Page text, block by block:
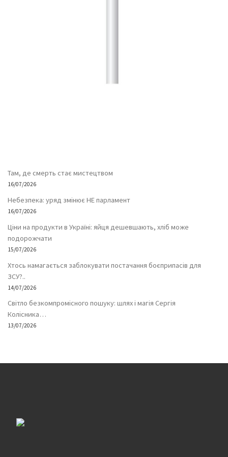
Там, де смерть стає мистецтвом
16/07/2026
Небезпека: уряд змінює НЕ парламент
16/07/2026
Ціни на продукти в Україні: яйця дешевшають, хліб може
подорожчати
15/07/2026
Хтось намагається заблокувати постачання боєприпасів для
ЗСУ?..
14/07/2026
Світло безкомпромісного пошуку: шлях і магія Сергія
Колісника…
13/07/2026